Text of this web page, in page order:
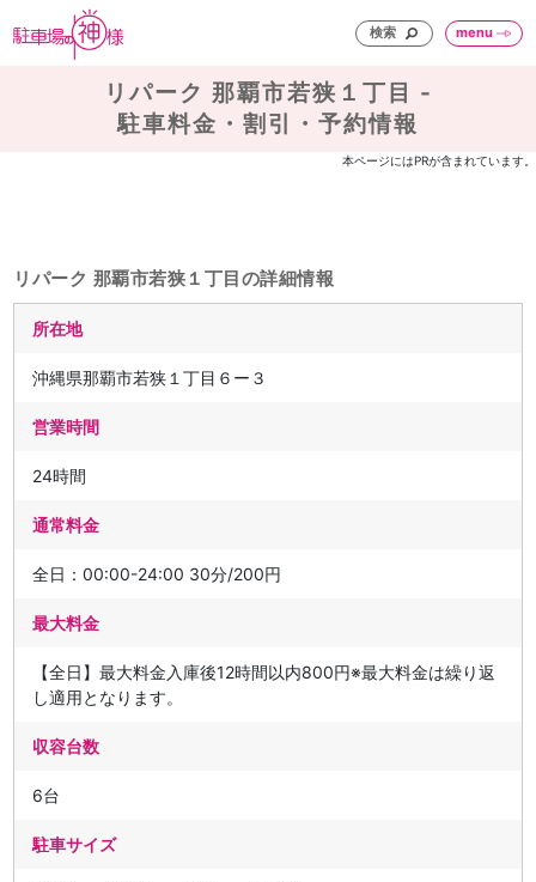
検索 menu
リパーク 那覇市若狭１丁目 -
駐車料金・割引・予約情報
本ページにはPRが含まれています。
リパーク 那覇市若狭１丁目の詳細情報
所在地
沖縄県那覇市若狭１丁目６ー３
営業時間
24時間
通常料金
全日：00:00-24:00 30分/200円
最大料金
【全日】最大料金入庫後12時間以内800円※最大料金は繰り返
し適用となります。
収容台数
6台
駐車サイズ